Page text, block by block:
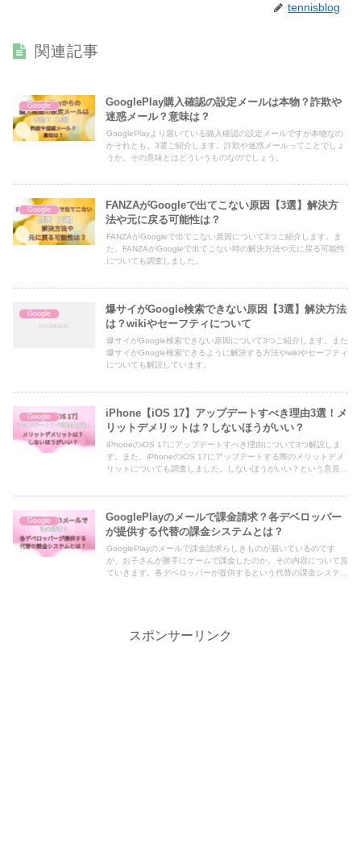
tennisblog
関連記事
Google
GooglePlay購入確認の設定メールは本物？詐欺や
迷惑メール？意味は？
GooglePlayより届いている購入確認の設定メールですが本物なの
かそれとも。3選ご紹介します。詐欺や迷惑メールってことでしょ
うか。その意味とはどういうものなのでしょう。
Google
FANZAがGoogleで出てこない原因【3選】解決方
法や元に戻る可能性は？
FANZAがGoogleで出てこない原因について3つご紹介します。ま
た、FANZAがGoogleで出てこない時の解決方法や元に戻る可能性
についても調査しました。
Google
爆サイがGoogle検索できない原因【3選】解決方法
は？wikiやセーフティについて
爆サイがGoogle検索できない原因について3つご紹介します。また
爆サイがGoogle検索できるように解決する方法やwikiやセーフティ
についても解説しています。
Google
iPhone【iOS 17】アップデートすべき理由3選！メ
リットデメリットは？しないほうがいい？
iPhoneのiOS 17にアップデートすべき理由について3つ解説しま
す。また、iPhoneのiOS 17にアップデートする際のメリットデメ
リットについても調査しました。しないほうがいい？という意見も
Google
GooglePlayのメールで課金請求？各デベロッパー
が提供する代替の課金システムとは？
GooglePlayのメールで課金請求らしきものが届いているのです
が、お子さんが勝手にゲームで課金したのか。その内容について見
ていきます。各デベロッパーが提供するという代替の課金システム
スポンサーリンク